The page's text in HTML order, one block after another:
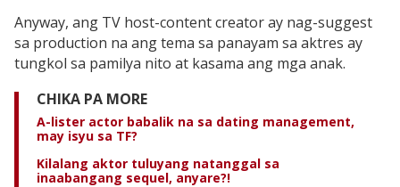
Anyway, ang TV host-content creator ay nag-suggest
sa production na ang tema sa panayam sa aktres ay
tungkol sa pamilya nito at kasama ang mga anak.
CHIKA PA MORE
A-lister actor babalik na sa dating management,
may isyu sa TF?
Kilalang aktor tuluyang natanggal sa
inaabangang sequel, anyare?!